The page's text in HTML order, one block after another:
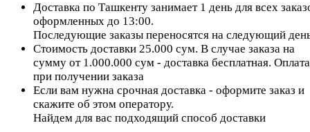
Доставка по Ташкенту занимает 1 день для всех
оформленных до 13:00.
Последующие заказы переносятся на следующий
Стоимость доставки 25.000 сум. В случае заказа на
сумму от 1.000.000 сум - доставка бесплатная. Оплата
при получении заказа
Если вам нужна срочная доставка - оформите заказ и
скажите об этом оператору.
Найдем для вас подходящий способ доставки